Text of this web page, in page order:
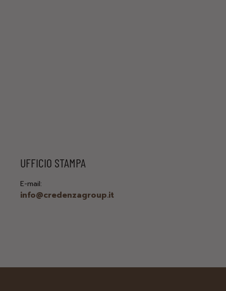
UFFICIO STAMPA
E-mail:
info@credenzagroup.it